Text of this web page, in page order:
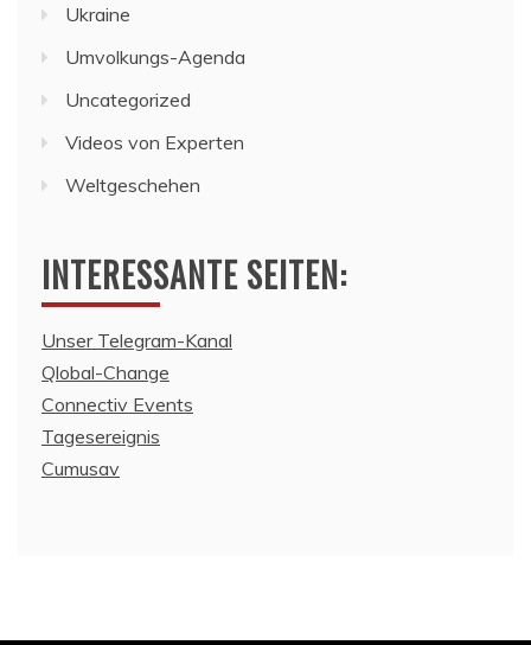
Ukraine
Umvolkungs-Agenda
Uncategorized
Videos von Experten
Weltgeschehen
INTERESSANTE SEITEN:
Unser Telegram-Kanal
Qlobal-Change
Connectiv Events
Tagesereignis
Cumusav